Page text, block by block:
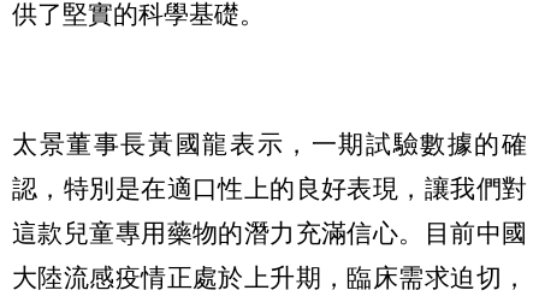
供了堅實的科學基礎。
太景董事長黃國龍表示，一期試驗數據的確
認，特別是在適口性上的良好表現，讓我們對
這款兒童專用藥物的潛力充滿信心。目前中國
大陸流感疫情正處於上升期，臨床需求迫切，